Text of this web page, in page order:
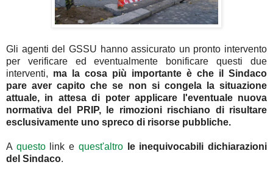
Gli agenti del GSSU hanno assicurato un pronto intervento
per verificare ed eventualmente bonificare questi due
interventi, ma la cosa più importante è che il Sindaco
pare aver capito che se non si congela la situazione
attuale, in attesa di poter applicare l'eventuale nuova
normativa del PRIP, le rimozioni rischiano di risultare
esclusivamente uno spreco di risorse pubbliche.
A questolink e quest'altro le inequivocabili dichiarazioni
del Sindaco.